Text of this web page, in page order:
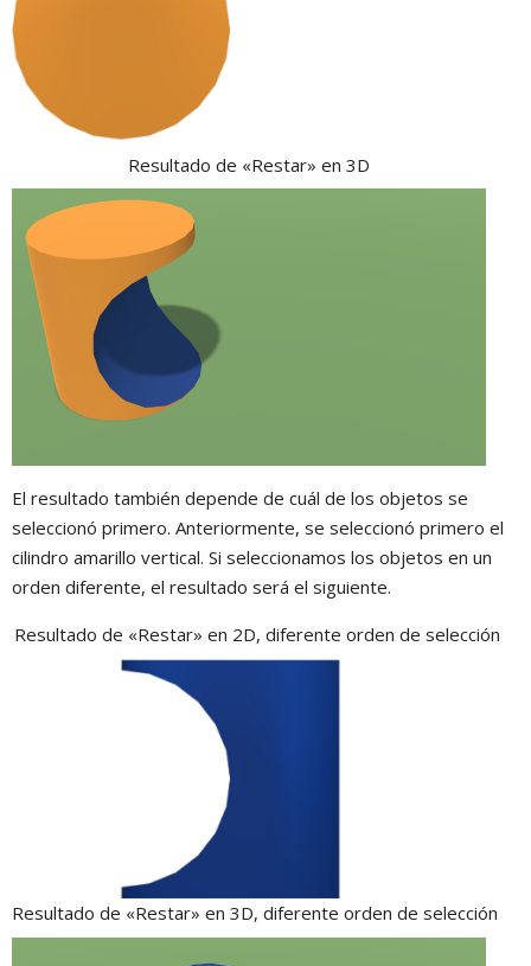
Resultado de «Restar» en 3D
El resultado también depende de cuál de los objetos se
seleccionó primero. Anteriormente, se seleccionó primero el
cilindro amarillo vertical. Si seleccionamos los objetos en un
orden diferente, el resultado será el siguiente.
Resultado de «Restar» en 2D, diferente orden de selección
Resultado de «Restar» en 3D, diferente orden de selección